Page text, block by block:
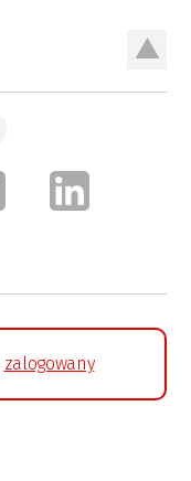
zalogowany